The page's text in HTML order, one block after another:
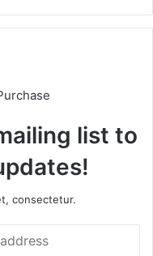
list to
consectetur.